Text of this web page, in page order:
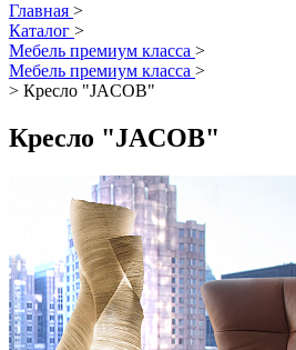
Главная >
Каталог >
Мебель премиум класса >
Мебель премиум класса >
> Кресло "JACOB"
Кресло "JACOB"